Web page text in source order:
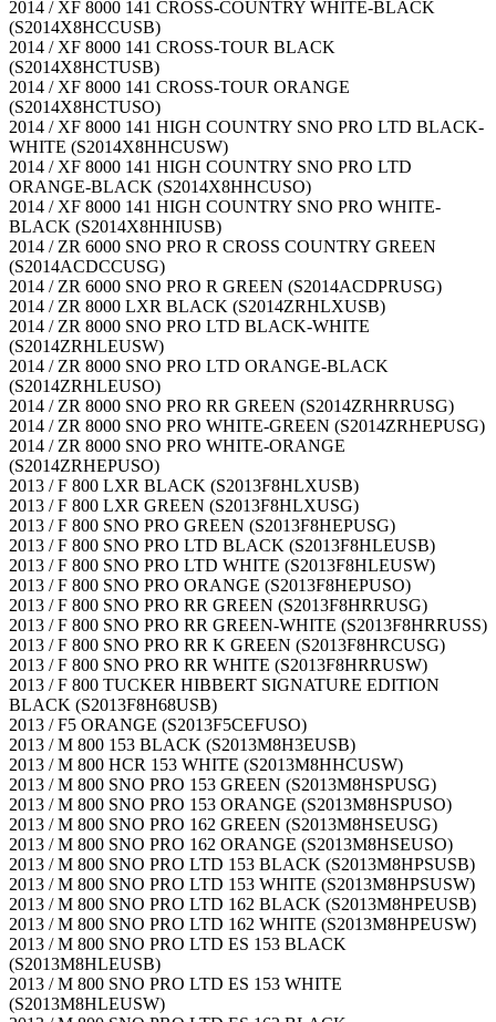
2014 / XF 8000 141 CROSS-COUNTRY WHITE-BLACK
(S2014X8HCCUSB)
2014 / XF 8000 141 CROSS-TOUR BLACK
(S2014X8HCTUSB)
2014 / XF 8000 141 CROSS-TOUR ORANGE
(S2014X8HCTUSO)
2014 / XF 8000 141 HIGH COUNTRY SNO PRO LTD BLACK-
WHITE (S2014X8HHCUSW)
2014 / XF 8000 141 HIGH COUNTRY SNO PRO LTD
ORANGE-BLACK (S2014X8HHCUSO)
2014 / XF 8000 141 HIGH COUNTRY SNO PRO WHITE-
BLACK (S2014X8HHIUSB)
2014 / ZR 6000 SNO PRO R CROSS COUNTRY GREEN
(S2014ACDCCUSG)
2014 / ZR 6000 SNO PRO R GREEN (S2014ACDPRUSG)
2014 / ZR 8000 LXR BLACK (S2014ZRHLXUSB)
2014 / ZR 8000 SNO PRO LTD BLACK-WHITE
(S2014ZRHLEUSW)
2014 / ZR 8000 SNO PRO LTD ORANGE-BLACK
(S2014ZRHLEUSO)
2014 / ZR 8000 SNO PRO RR GREEN (S2014ZRHRRUSG)
2014 / ZR 8000 SNO PRO WHITE-GREEN (S2014ZRHEPUSG)
2014 / ZR 8000 SNO PRO WHITE-ORANGE
(S2014ZRHEPUSO)
2013 / F 800 LXR BLACK (S2013F8HLXUSB)
2013 / F 800 LXR GREEN (S2013F8HLXUSG)
2013 / F 800 SNO PRO GREEN (S2013F8HEPUSG)
2013 / F 800 SNO PRO LTD BLACK (S2013F8HLEUSB)
2013 / F 800 SNO PRO LTD WHITE (S2013F8HLEUSW)
2013 / F 800 SNO PRO ORANGE (S2013F8HEPUSO)
2013 / F 800 SNO PRO RR GREEN (S2013F8HRRUSG)
2013 / F 800 SNO PRO RR GREEN-WHITE (S2013F8HRRUSS)
2013 / F 800 SNO PRO RR K GREEN (S2013F8HRCUSG)
2013 / F 800 SNO PRO RR WHITE (S2013F8HRRUSW)
2013 / F 800 TUCKER HIBBERT SIGNATURE EDITION
BLACK (S2013F8H68USB)
2013 / F5 ORANGE (S2013F5CEFUSO)
2013 / M 800 153 BLACK (S2013M8H3EUSB)
2013 / M 800 HCR 153 WHITE (S2013M8HHCUSW)
2013 / M 800 SNO PRO 153 GREEN (S2013M8HSPUSG)
2013 / M 800 SNO PRO 153 ORANGE (S2013M8HSPUSO)
2013 / M 800 SNO PRO 162 GREEN (S2013M8HSEUSG)
2013 / M 800 SNO PRO 162 ORANGE (S2013M8HSEUSO)
2013 / M 800 SNO PRO LTD 153 BLACK (S2013M8HPSUSB)
2013 / M 800 SNO PRO LTD 153 WHITE (S2013M8HPSUSW)
2013 / M 800 SNO PRO LTD 162 BLACK (S2013M8HPEUSB)
2013 / M 800 SNO PRO LTD 162 WHITE (S2013M8HPEUSW)
2013 / M 800 SNO PRO LTD ES 153 BLACK
(S2013M8HLEUSB)
2013 / M 800 SNO PRO LTD ES 153 WHITE
(S2013M8HLEUSW)